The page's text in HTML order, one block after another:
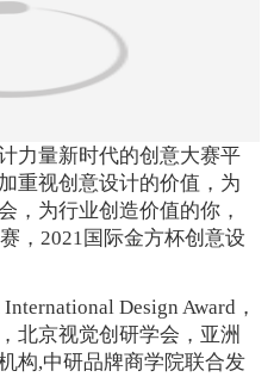
力量新时代的创意大赛平
重视创意设计的价值，为
，为行业创造价值的你，
，2021国际金方杯创意设
nal Design Award，
北京视觉创研学会，亚洲
构,中研品牌商学院联合发